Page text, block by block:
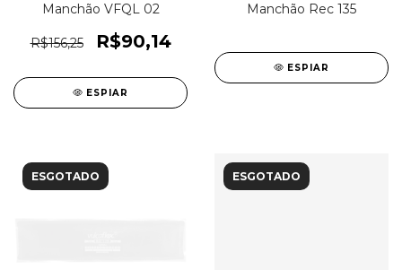
Manchão VFQL 02
R$156,25 R$90,14
ESPIAR
Manchão Rec 135
ESPIAR
ESGOTADO ESGOTADO